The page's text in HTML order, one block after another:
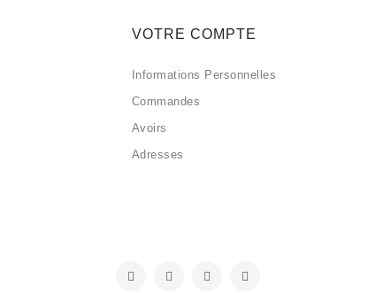
VOTRE COMPTE
Informations Personnelles
Commandes
Avoirs
Adresses